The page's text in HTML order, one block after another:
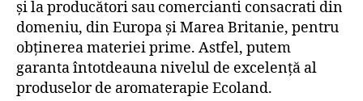
și la producători sau comercianti consacrati din
domeniu, din Europa și Marea Britanie, pentru
obținerea materiei prime. Astfel, putem
garanta întotdeauna nivelul de excelență al
produselor de aromaterapie Ecoland.